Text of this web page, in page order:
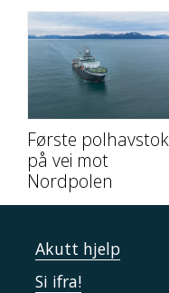
Første
på vei mot
Nordpolen
Akutt hjelp
Si ifra!